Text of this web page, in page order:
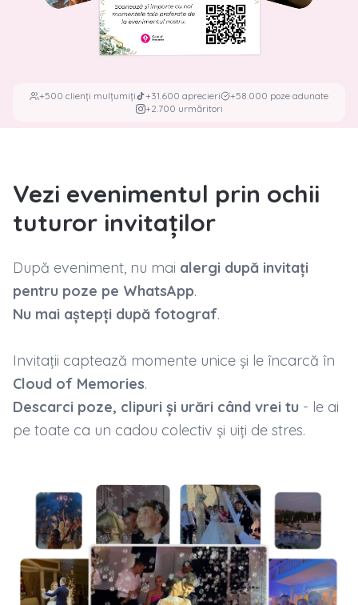
+500 clienți mulțumiți +31.600 aprecieri
+58.000 poze adunate
+2.700 urmăritori
Vezi evenimentul prin ochii
tuturor invitaților
După eveniment, nu mai alergi după invitați
pentru poze pe WhatsApp.
Nu mai aștepți după fotograf.
Invitații captează momente unice și le încarcă în
Cloud of Memories.
Descarci poze, clipuri și urări când vrei tu - le ai
pe toate ca un cadou colectiv și uiți de stres.